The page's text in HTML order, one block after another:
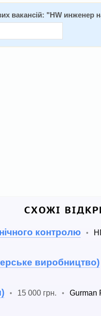
вакансій: " HW инженер
СХОЖІ
контролю •
виробництво)
• 15 000 грн. •
Gurman